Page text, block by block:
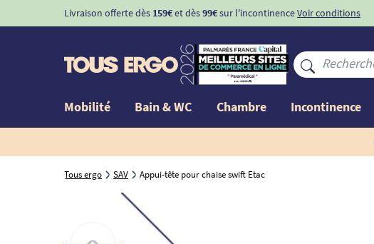
Livraison offerte dès 159€et dès99€sur l'incontinenceVoir conditions
Mobilité Bain & WC Chambre Incontinence
Tous ergo SAV Appui-tête pour chaise swift Etac